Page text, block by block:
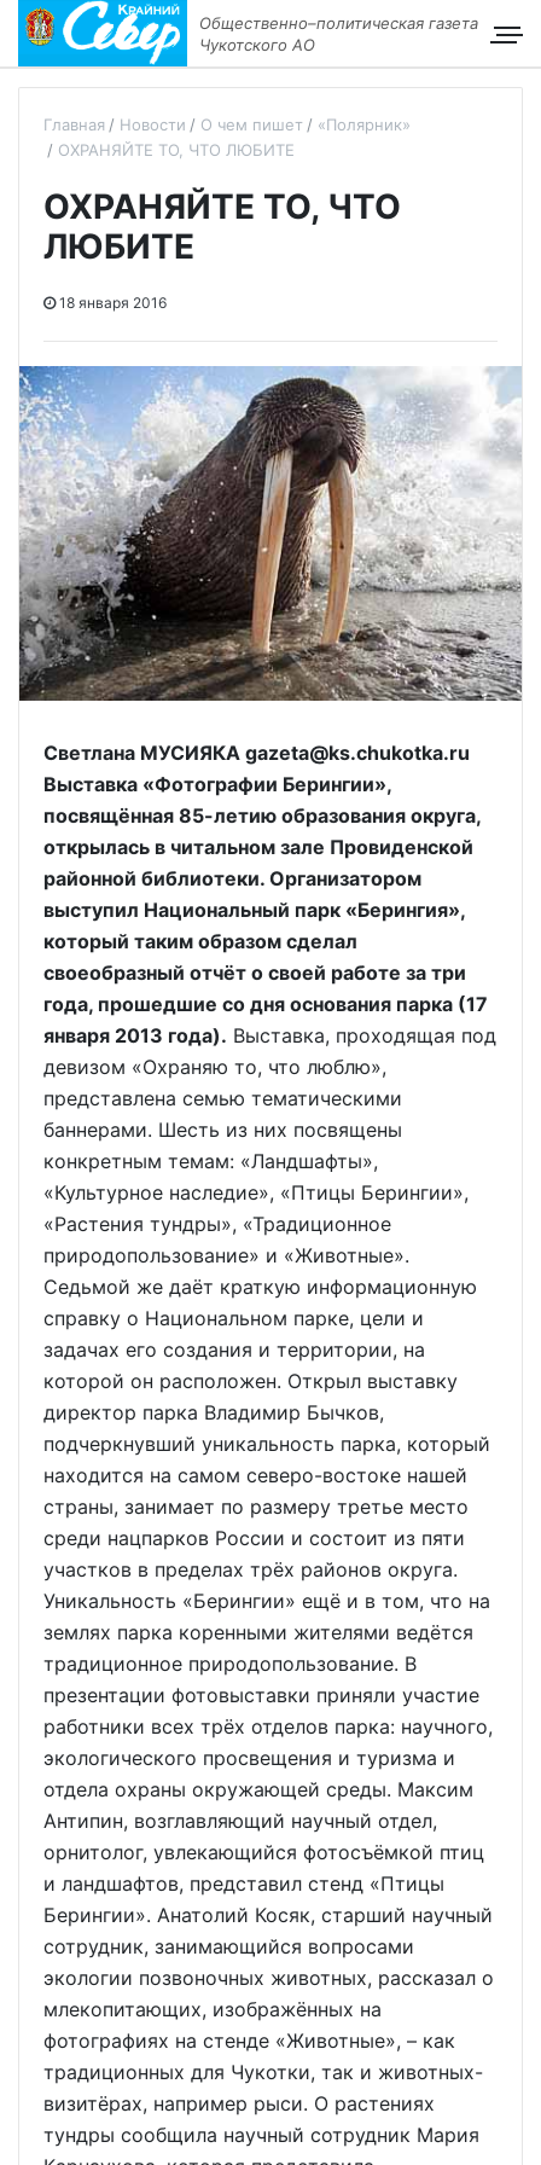
Общественно–политическая газета
Чукотского АО
Главная Новости О чем пишет
«Полярник»
ОХРАНЯЙТЕ ТО, ЧТО ЛЮБИТЕ
ОХРАНЯЙТЕ ТО, ЧТО
ЛЮБИТЕ
18 января 2016
Светлана МУСИЯКА gazeta@ks.chukotka.ru
Выставка «Фотографии Берингии»,
посвящённая 85-летию образования округа,
открылась в читальном зале Провиденской
районной библиотеки. Организатором
выступил Национальный парк «Берингия»,
который таким образом сделал
своеобразный отчёт о своей работе за три
года, прошедшие со дня основания парка (17
января 2013 года). Выставка, проходящая под
девизом «Охраняю то, что люблю»,
представлена семью тематическими
баннерами. Шесть из них посвящены
конкретным темам: «Ландшафты»,
«Культурное наследие», «Птицы Берингии»,
«Растения тундры», «Традиционное
природопользование» и «Животные».
Седьмой же даёт краткую информационную
справку о Национальном парке, цели и
задачах его создания и территории, на
которой он расположен. Открыл выставку
директор парка Владимир Бычков,
подчеркнувший уникальность парка, который
находится на самом северо-востоке нашей
страны, занимает по размеру третье место
среди нацпарков России и состоит из пяти
участков в пределах трёх районов округа.
Уникальность «Берингии» ещё и в том, что на
землях парка коренными жителями ведётся
традиционное природопользование. В
презентации фотовыставки приняли участие
работники всех трёх отделов парка: научного,
экологического просвещения и туризма и
отдела охраны окружающей среды. Максим
Антипин, возглавляющий научный отдел,
орнитолог, увлекающийся фотосъёмкой птиц
и ландшафтов, представил стенд «Птицы
Берингии». Анатолий Косяк, старший научный
сотрудник, занимающийся вопросами
экологии позвоночных животных, рассказал о
млекопитающих, изображённых на
фотографиях на стенде «Животные», – как
традиционных для Чукотки, так и животных-
визитёрах, например рыси. О растениях
тундры сообщила научный сотрудник Мария